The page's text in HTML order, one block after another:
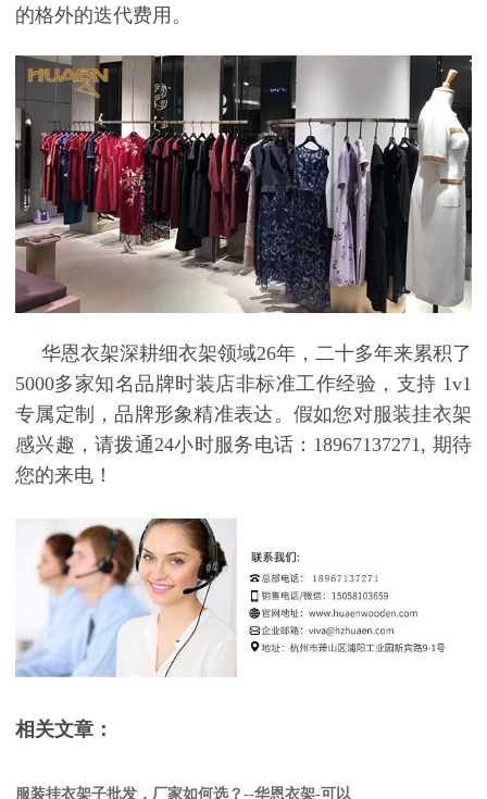
的格外的迭代费用。
华恩衣架深耕细衣架领域26年，二十多年来累积了
5000多家知名品牌时装店非标准工作经验，支持 1v1
专属定制，品牌形象精准表达。假如您对服装挂衣架
感兴趣，请拨通24小时服务电话： 18967137271, 期待
您的来电！
相关文章：
服装挂衣架子批发，厂家如何选？--华恩衣架-可以